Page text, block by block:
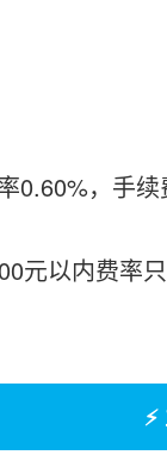
0.60%，手
元以内费率